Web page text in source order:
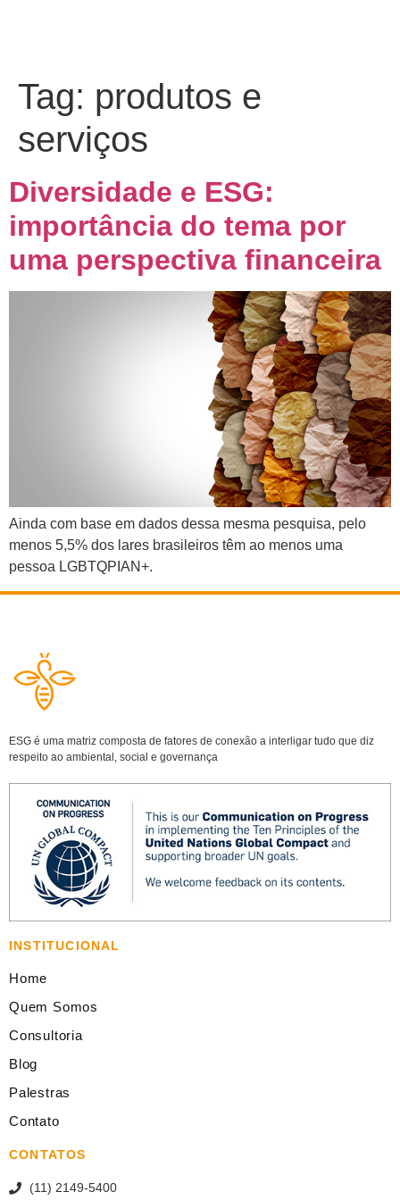
Tag: produtos e
serviços
Diversidade e ESG:
importância do tema por
uma perspectiva financeira
Ainda com base em dados dessa mesma pesquisa, pelo
menos 5,5% dos lares brasileiros têm ao menos uma
pessoa LGBTQPIAN+.
ESG é uma matriz composta de fatores de conexão a interligar tudo que diz
respeito ao ambiental, social e governança
INSTITUCIONAL
Home
Quem Somos
Consultoria
Blog
Palestras
Contato
CONTATOS
(11) 2149-5400